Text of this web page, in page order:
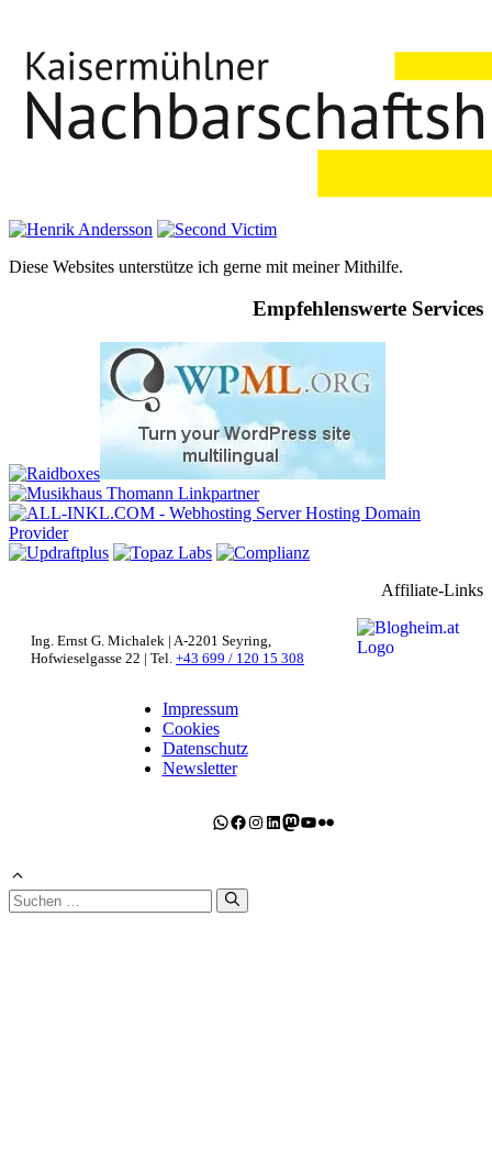
Diese Websites unterstütze ich gerne mit meiner Mithilfe.
Empfehlenswerte Services
Affiliate-Links
Ing. Ernst G. Michalek | A-2201 Seyring,
Hofwieselgasse 22 | Tel. +43 699 / 120 15 308
Impressum
Cookies
Datenschutz
Newsletter
WhatsApp
Facebook
Instagram
LinkedIn
Mastodon
YouTube
Flickr
Suchen
nach: